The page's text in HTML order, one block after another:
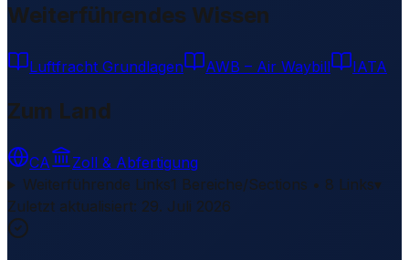
Weiterführendes Wissen
Luftfracht Grundlagen AWB – Air Waybill IATA
Zum Land
CA
Zoll & Abfertigung
Weiterführende Links1 Bereiche/Sections • 8 Links▾
Zuletzt aktualisiert: 29. Juli 2026